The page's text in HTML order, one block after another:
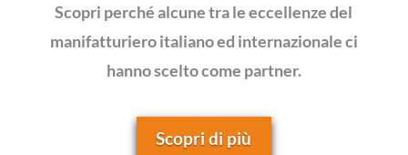
Scopri perché alcune tra le eccellenze del
manifatturiero italiano ed internazionale ci
hanno scelto come partner.
Scopri di più